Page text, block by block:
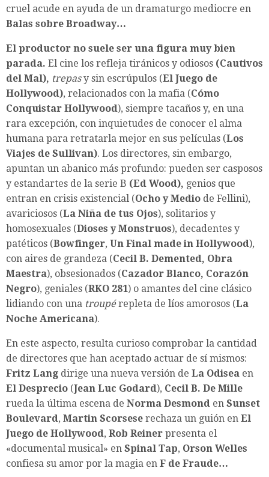
cruel acude en ayuda de un dramaturgo mediocre en
Balas sobre Broadway…
El productor no suele ser una figura muy bien
parada. El cine los refleja tiránicos y odiosos (Cautivos
del Mal), trepasy sin escrúpulos (El Juego de
Hollywood), relacionados con la mafia (Cómo
Conquistar Hollywood), siempre tacaños y, en una
rara excepción, con inquietudes de conocer el alma
humana para retratarla mejor en sus películas (Los
Viajes de Sullivan). Los directores, sin embargo,
apuntan un abanico más profundo: pueden ser casposos
y estandartes de la serie B (Ed Wood), genios que
entran en crisis existencial (Ocho y Medio de Fellini),
avariciosos (La Niña de tus Ojos), solitarios y
homosexuales (Dioses y Monstruos), decadentes y
patéticos (Bowfinger, Un Final made in Hollywood),
con aires de grandeza (Cecil B. Demented, Obra
Maestra), obsesionados (Cazador Blanco, Corazón
Negro), geniales (RKO 281) o amantes del cine clásico
lidiando con una troupérepleta de líos amorosos (La
Noche Americana).
En este aspecto, resulta curioso comprobar la cantidad
de directores que han aceptado actuar de sí mismos:
Fritz Lang dirige una nueva versión de La Odisea en
El Desprecio (Jean Luc Godard), Cecil B. De Mille
rueda la última escena de Norma Desmond en Sunset
Boulevard, Martin Scorsese rechaza un guión en El
Juego de Hollywood, Rob Reiner presenta el
«documental musical» en Spinal Tap, Orson Welles
confiesa su amor por la magia en F de Fraude…